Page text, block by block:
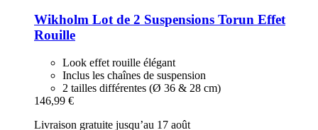
Wikholm Lot de 2 Suspensions Torun Effet
Rouille
Look effet rouille élégant
Inclus les chaînes de suspension
2 tailles différentes (Ø 36 & 28 cm)
146,99 €
Livraison gratuite jusqu’au 17 août